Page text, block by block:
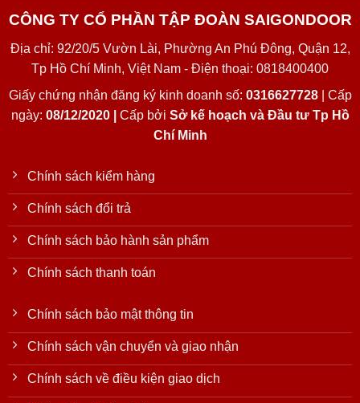
CÔNG TY CỔ PHẦN TẬP ĐOÀN SAIGONDOOR
Địa chỉ: 92/20/5 Vườn Lài, Phường An Phú Đông, Quận 12,
Tp Hồ Chí Minh, Việt Nam - Điện thoại: 0818400400
Giấy chứng nhận đăng ký kinh doanh số: 0316627728| Cấp
ngày: 08/12/2020 | Cấp bởi Sở kế hoạch và Đầu tư Tp Hồ
Chí Minh
Chính sách kiểm hàng
Chính sách đổi trả
Chính sách bảo hành sản phẩm
Chính sách thanh toán
Chính sách bảo mật thông tin
Chính sách vận chuyển và giao nhận
Chính sách về điều kiện giao dịch